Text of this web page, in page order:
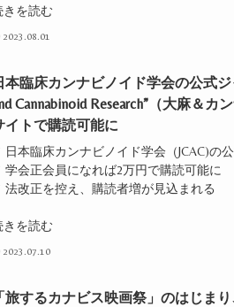
きを読む
2023.08.01
本臨床カンナビノイド学会の公式ジ
Cannabinoid Research”（大麻＆
イトで購読可能に
日本臨床カンナビノイド学会（JCAC)の
学会正会員になれば2万円で購読可能に
法改正を控え、購読者増が見込まれる
きを読む
2023.07.10
「旅するカナビス映画祭」のはじま